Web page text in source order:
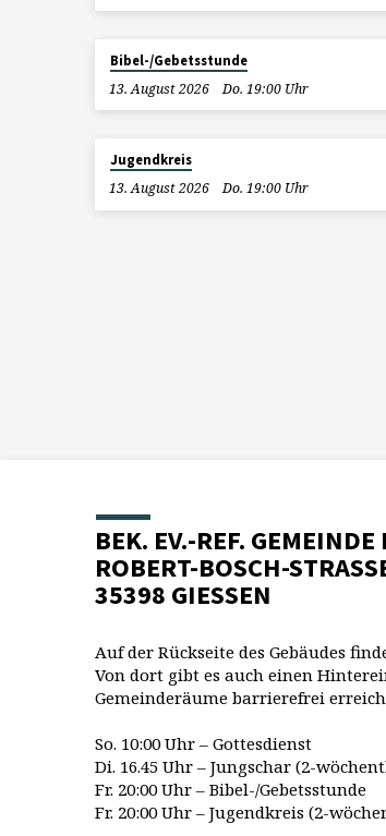
Bibel-/Gebetsstunde
13. August 2026
Do. 19:00 Uhr
Jugendkreis
13. August 2026
Do. 19:00 Uhr
BEK. EV.-REF. GEMEINDE
ROBERT-BOSCH-
35398 GIESSEN
Auf der Rückseite des Gebäudes
Von dort gibt es auch einen
Gemeinderäume barrierefrei
So. 10:00 Uhr – Gottesdienst
Di. 16.45 Uhr – Jungschar (2-
Fr. 20:00 Uhr – Bibel-/Gebetsstunde
Fr. 20:00 Uhr – Jugendkreis (2-